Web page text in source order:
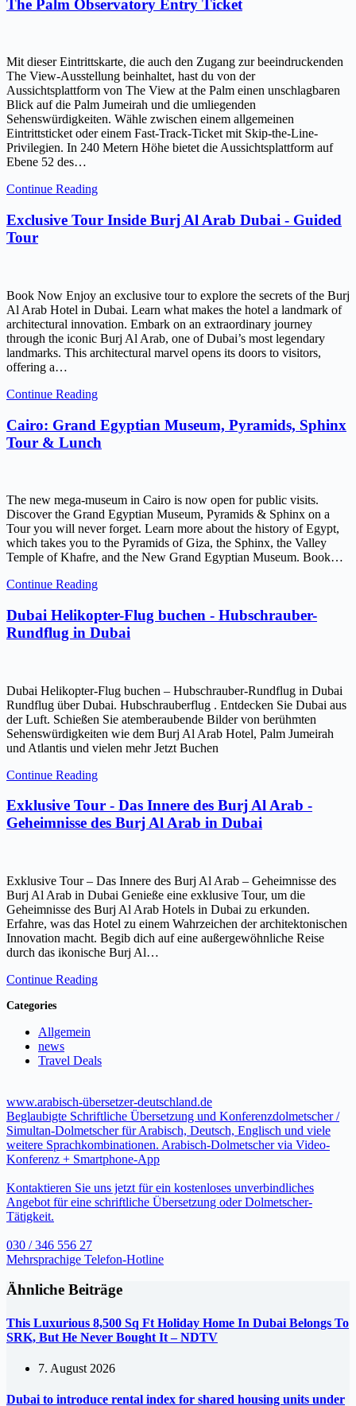
The Palm Observatory Entry Ticket
Mit dieser Eintrittskarte, die auch den Zugang zur beeindruckenden
The View-Ausstellung beinhaltet, hast du von der
Aussichtsplattform von The View at the Palm einen unschlagbaren
Blick auf die Palm Jumeirah und die umliegenden
Sehenswürdigkeiten. Wähle zwischen einem allgemeinen
Eintrittsticket oder einem Fast-Track-Ticket mit Skip-the-Line-
Privilegien. In 240 Metern Höhe bietet die Aussichtsplattform auf
Ebene 52 des…
Continue Reading
Exclusive Tour Inside Burj Al Arab Dubai - Guided
Tour
Book Now Enjoy an exclusive tour to explore the secrets of the Burj
Al Arab Hotel in Dubai. Learn what makes the hotel a landmark of
architectural innovation. Embark on an extraordinary journey
through the iconic Burj Al Arab, one of Dubai’s most legendary
landmarks. This architectural marvel opens its doors to visitors,
offering a…
Continue Reading
Cairo: Grand Egyptian Museum, Pyramids, Sphinx
Tour & Lunch
The new mega-museum in Cairo is now open for public visits.
Discover the Grand Egyptian Museum, Pyramids & Sphinx on a
Tour you will never forget. Learn more about the history of Egypt,
which takes you to the Pyramids of Giza, the Sphinx, the Valley
Temple of Khafre, and the New Grand Egyptian Museum. Book…
Continue Reading
Dubai Helikopter-Flug buchen - Hubschrauber-
Rundflug in Dubai
Dubai Helikopter-Flug buchen – Hubschrauber-Rundflug in Dubai
Rundflug über Dubai. Hubschrauberflug . Entdecken Sie Dubai aus
der Luft. Schießen Sie atemberaubende Bilder von berühmten
Sehenswürdigkeiten wie dem Burj Al Arab Hotel, Palm Jumeirah
und Atlantis und vielen mehr Jetzt Buchen
Continue Reading
Exklusive Tour - Das Innere des Burj Al Arab -
Geheimnisse des Burj Al Arab in Dubai
Exklusive Tour – Das Innere des Burj Al Arab – Geheimnisse des
Burj Al Arab in Dubai Genieße eine exklusive Tour, um die
Geheimnisse des Burj Al Arab Hotels in Dubai zu erkunden.
Erfahre, was das Hotel zu einem Wahrzeichen der architektonischen
Innovation macht. Begib dich auf eine außergewöhnliche Reise
durch das ikonische Burj Al…
Continue Reading
Categories
Allgemein
news
Travel Deals
www.arabisch-übersetzer-deutschland.de
Beglaubigte Schriftliche Übersetzung und Konferenzdolmetscher /
Simultan-Dolmetscher für Arabisch, Deutsch, Englisch und viele
weitere Sprachkombinationen. Arabisch-Dolmetscher via Video-
Konferenz + Smartphone-App
Kontaktieren Sie uns jetzt für ein kostenloses unverbindliches
Angebot für eine schriftliche Übersetzung oder Dolmetscher-
Tätigkeit.
030 / 346 556 27
Mehrsprachige Telefon-Hotline
Ähnliche Beiträge
This Luxurious 8,500 Sq Ft Holiday Home In Dubai Belongs To
SRK, But He Never Bought It – NDTV
7. August 2026
Dubai to introduce rental index for shared housing units under